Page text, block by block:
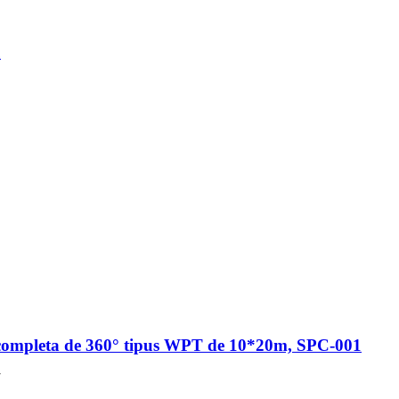
de 360° tipus WPT de 10*20m, SPC-001